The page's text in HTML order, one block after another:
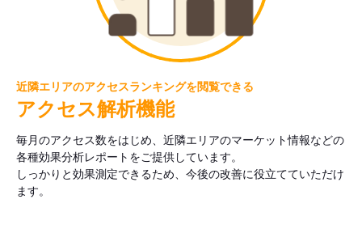
近隣エリアのアクセスランキングを閲覧できる
アクセス解析機能
毎月のアクセス数をはじめ、近隣エリアのマーケット情報などの
各種効果分析レポートをご提供しています。
しっかりと効果測定できるため、今後の改善に役立てていただけ
ます。